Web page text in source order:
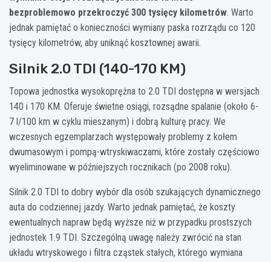
bezproblemowo przekroczyć 300 tysięcy kilometrów. Warto
jednak pamiętać o konieczności wymiany paska rozrządu co 120
tysięcy kilometrów, aby uniknąć kosztownej awarii.
Silnik 2.0 TDI (140-170 KM)
Topowa jednostka wysokoprężna to 2.0 TDI dostępna w wersjach
140 i 170 KM. Oferuje świetne osiągi, rozsądne spalanie (około 6-
7 l/100 km w cyklu mieszanym) i dobrą kulturę pracy. We
wczesnych egzemplarzach występowały problemy z kołem
dwumasowym i pompą-wtryskiwaczami, które zostały częściowo
wyeliminowane w późniejszych rocznikach (po 2008 roku).
Silnik 2.0 TDI to dobry wybór dla osób szukających dynamicznego
auta do codziennej jazdy. Warto jednak pamiętać, że koszty
ewentualnych napraw będą wyższe niż w przypadku prostszych
jednostek 1.9 TDI. Szczególną uwagę należy zwrócić na stan
układu wtryskowego i filtra cząstek stałych, którego wymiana